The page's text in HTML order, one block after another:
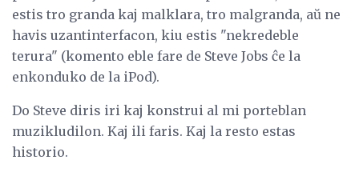
estis tro granda kaj malklara, tro malgranda, aŭ ne
havis uzantinterfacon, kiu estis "nekredeble
terura" (komento eble fare de Steve Jobs ĉe la
enkonduko de la iPod).
Do Steve diris iri kaj konstrui al mi porteblan
muzikludilon. Kaj ili faris. Kaj la resto estas
historio.